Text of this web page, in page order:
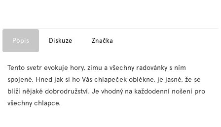
Popis Diskuze Značka
Tento svetr evokuje hory, zimu a všechny radovánky s ním
spojené. Hned jak si ho Vás chlapeček oblékne, je jasné, že se
blíží nějaké dobrodružství. Je vhodný na každodenní nošení pro
všechny chlapce.